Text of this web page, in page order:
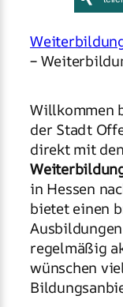
–
Willkommen
der Stadt
direkt mit
in Hessen
bietet einen
regelmäßig
wünschen